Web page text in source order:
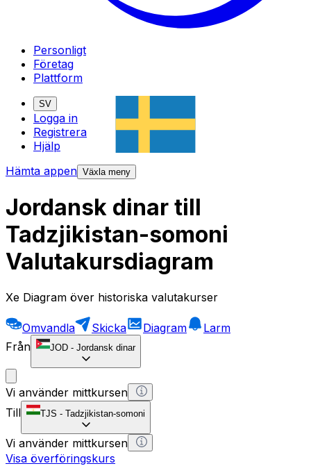
Personligt
Företag
Plattform
SV
Logga in
Registrera
Hjälp
Hämta appen Växla meny
Jordansk dinar till
Tadzjikistan-somoni
Valutakursdiagram
Xe Diagram över historiska valutakurser
Omvandla Skicka Diagram
Larm
Från
JOD - Jordansk dinar
Vi använder mittkursen
Till
TJS - Tadzjikistan-somoni
Vi använder mittkursen
Visa överföringskurs